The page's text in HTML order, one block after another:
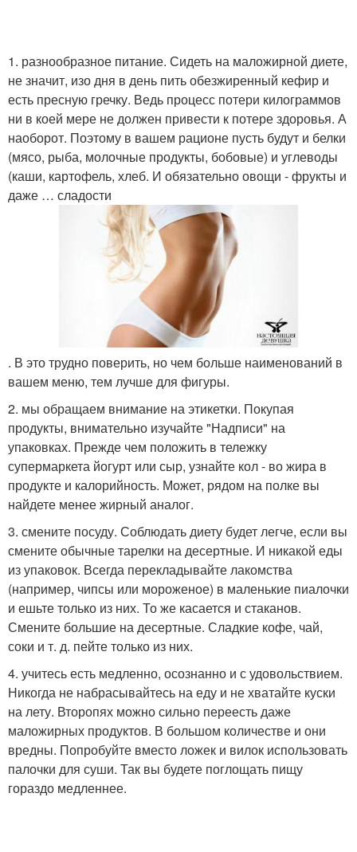
1. разнообразное питание. Сидеть на маложирной диете,
не значит, изо дня в день пить обезжиренный кефир и
есть пресную гречку. Ведь процесс потери килограммов
ни в коей мере не должен привести к потере здоровья. А
наоборот. Поэтому в вашем рационе пусть будут и белки
(мясо, рыба, молочные продукты, бобовые) и углеводы
(каши, картофель, хлеб. И обязательно овощи - фрукты и
даже … сладости
. В это трудно поверить, но чем больше наименований в
вашем меню, тем лучше для фигуры.
2. мы обращаем внимание на этикетки. Покупая
продукты, внимательно изучайте "Надписи" на
упаковках. Прежде чем положить в тележку
супермаркета йогурт или сыр, узнайте кол - во жира в
продукте и калорийность. Может, рядом на полке вы
найдете менее жирный аналог.
3. смените посуду. Соблюдать диету будет легче, если вы
смените обычные тарелки на десертные. И никакой еды
из упаковок. Всегда перекладывайте лакомства
(например, чипсы или мороженое) в маленькие пиалочки
и ешьте только из них. То же касается и стаканов.
Смените большие на десертные. Сладкие кофе, чай,
соки и т. д. пейте только из них.
4. учитесь есть медленно, осознанно и с удовольствием.
Никогда не набрасывайтесь на еду и не хватайте куски
на лету. Второпях можно сильно переесть даже
маложирных продуктов. В большом количестве и они
вредны. Попробуйте вместо ложек и вилок использовать
палочки для суши. Так вы будете поглощать пищу
гораздо медленнее.